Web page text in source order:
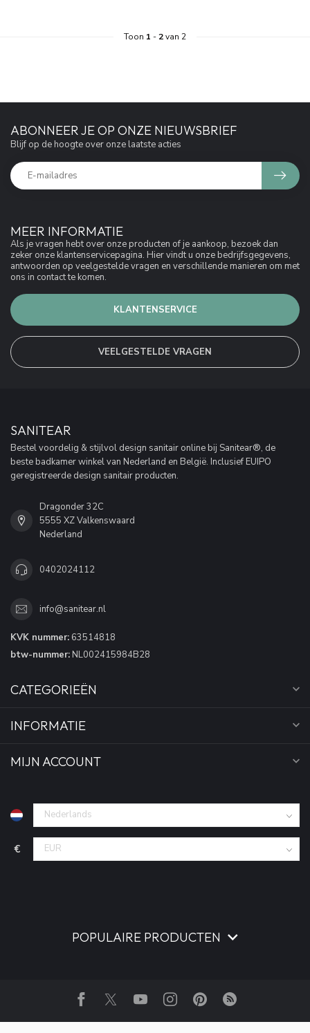
Toon 1 - 2van 2
MEER INFORMATIE
Als je vragen hebt over onze producten of je aankoop, bezoek dan
zeker onze klantenservicepagina. Hier vindt u onze bedrijfsgegevens,
antwoorden op veelgestelde vragen en verschillende manieren om met
ons in contact te komen.
KLANTENSERVICE
VEELGESTELDE VRAGEN
ABONNEER JE OP ONZE NIEUWSBRIEF
Blijf op de hoogte over onze laatste acties
SANITEAR
Bestel voordelig & stijlvol design sanitair online bij Sanitear®, de
beste badkamer winkel van Nederland en België. Inclusief EUIPO
geregistreerde design sanitair producten.
Dragonder 32C
5555 XZ Valkenswaard
Nederland
0402024112
info@sanitear.nl
KVK nummer: 63514818
btw-nummer: NL002415984B28
CATEGORIEËN
INFORMATIE
MIJN ACCOUNT
€
POPULAIRE PRODUCTEN